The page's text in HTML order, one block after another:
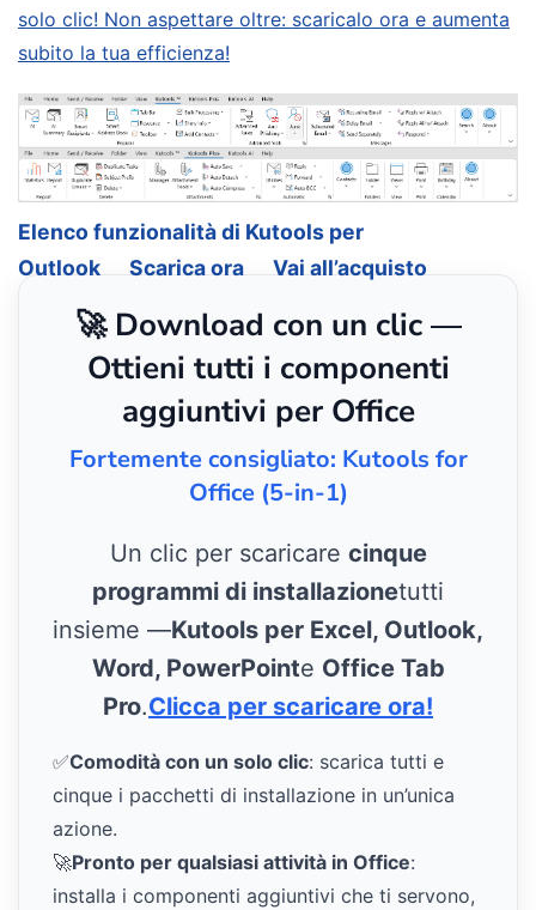
solo clic! Non aspettare oltre: scaricalo ora e aumenta
subito la tua efficienza!
Elenco funzionalità di Kutools per
Outlook
Scarica ora Vai all’acquisto
🚀 Download con un clic —
Ottieni tutti i componenti
aggiuntivi per Office
Fortemente consigliato: Kutools for
Office (5-in-1)
Un clic per scaricare cinque
programmi di installazionetutti
insieme —Kutools per Excel, Outlook,
Word, PowerPointe Office Tab
Pro.Clicca per scaricare ora!
✅Comodità con un solo clic: scarica tutti e
cinque i pacchetti di installazione in un’unica
azione.
🚀Pronto per qualsiasi attività in Office:
installa i componenti aggiuntivi che ti servono,